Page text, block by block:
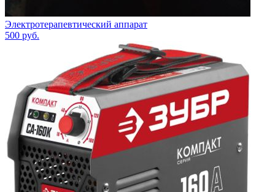
Электротерапевтический аппарат
500 руб.